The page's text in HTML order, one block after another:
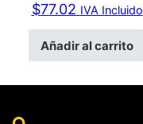
$77.02 IVA Incluido
Añadir al carrito